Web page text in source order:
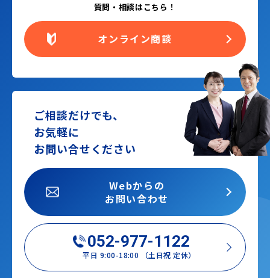
質問・相談はこちら！
オンライン商談
ご相談だけでも、
お気軽に
お問い合せください
052-977-1122
平日 9:00-18:00 （土日祝 定休）
Webからの
お問い合わせ